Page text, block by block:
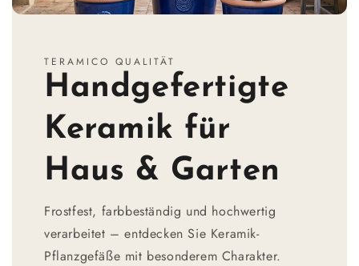
TERAMICO QUALITÄT
Handgefertigte
Keramik für
Haus & Garten
Frostfest, farbbeständig und hochwertig
verarbeitet – entdecken Sie Keramik-
Pflanzgefäße mit besonderem Charakter.